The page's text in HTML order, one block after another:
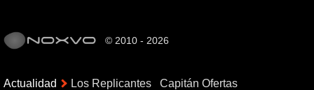
© 2010 - 2026
Actualidad Los Replicantes Capitán Ofertas